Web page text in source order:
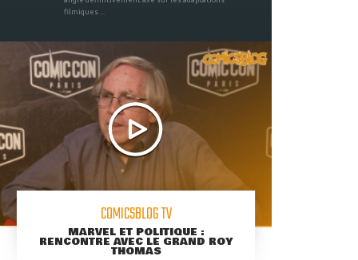
filmiques ...
COMICSBLOG TV
MARVEL ET POLITIQUE :
RENCONTRE AVEC LE GRAND ROY
THOMAS